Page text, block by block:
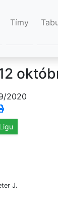
Tímy
2020
Ligu
J.